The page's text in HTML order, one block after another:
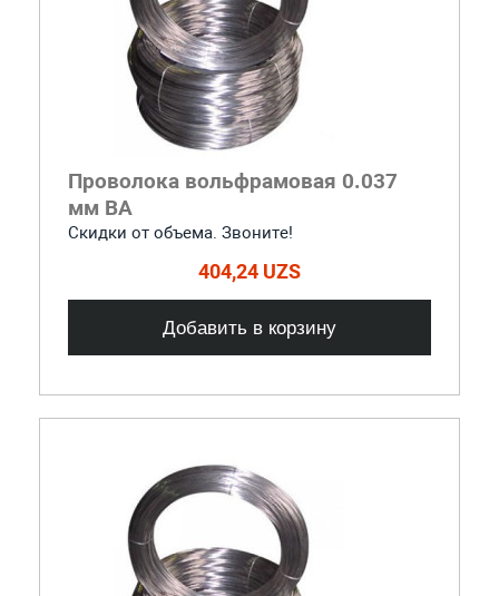
Проволока вольфрамовая 0.037
мм ВА
Скидки от объема. Звоните!
404,24 UZS
Добавить в корзину